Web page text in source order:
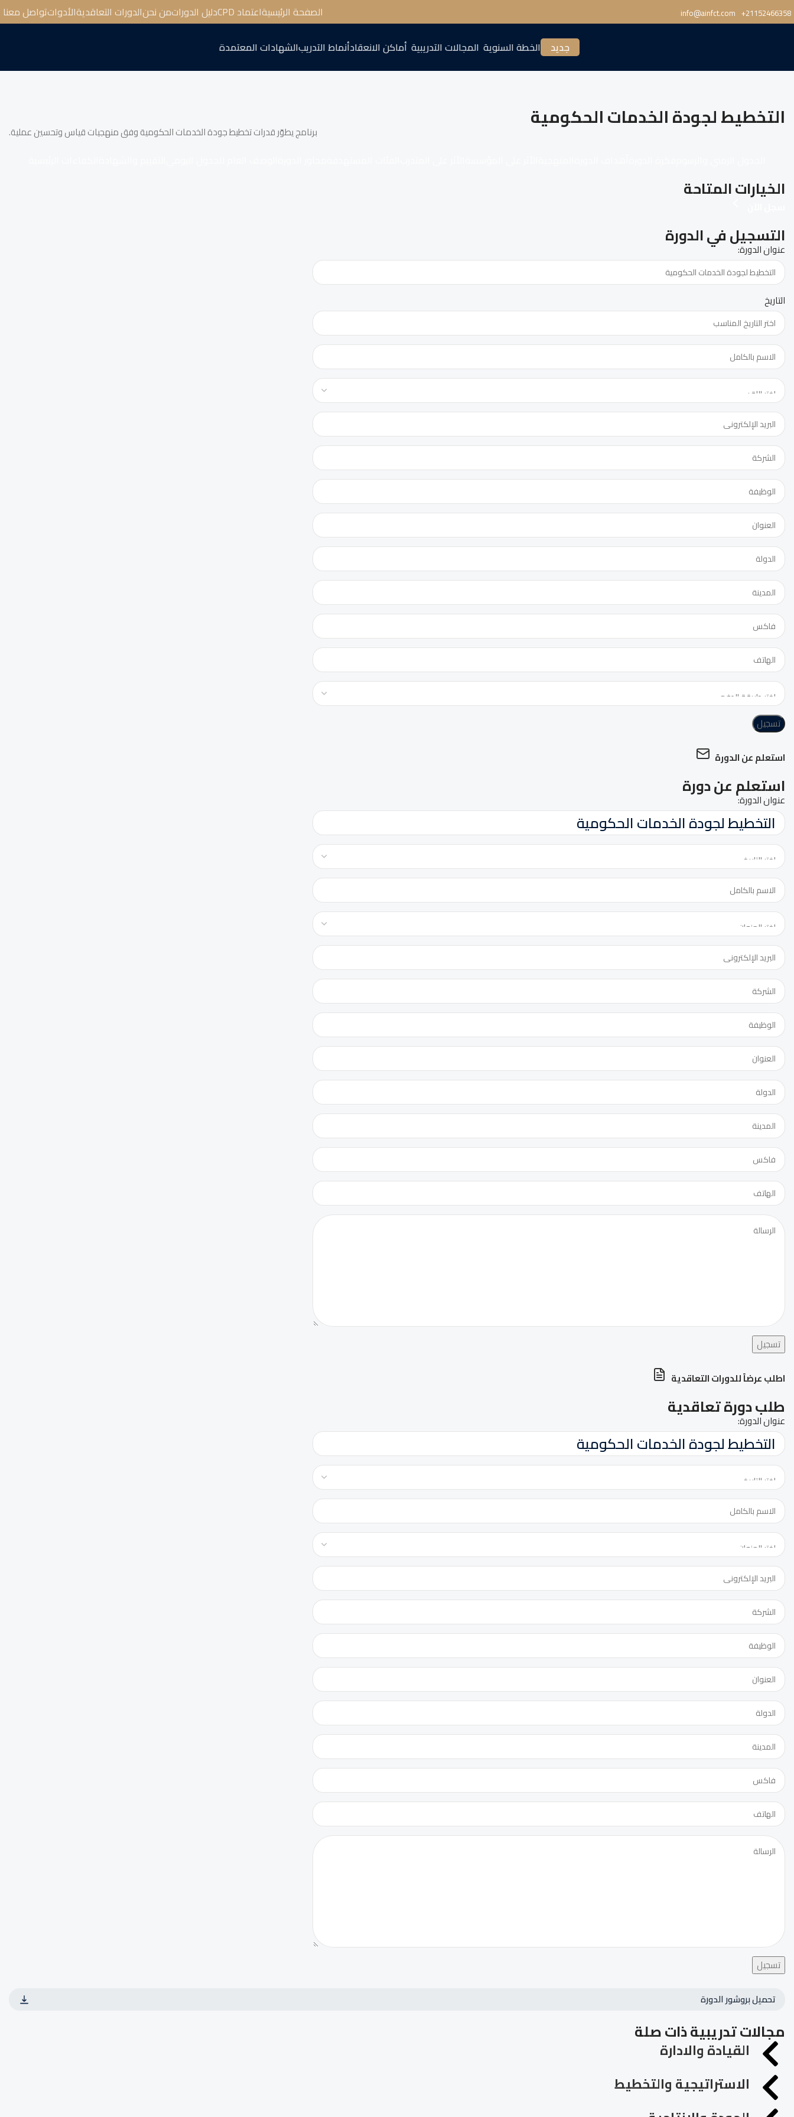
‎+21152466358
info@ainfct.com الصفحة الرئيسيةاعتماد CPD دليل الدوراتمن نحنالدورات التعاقديةالأدواتتواصل معنا
جديد
الخطة السنوية المجالات التدريبية أماكن الانعقادأنماط التدريبالشهادات المعتمدة
التخطيط لجودة الخدمات الحكومية برنامج يطوّر قدرات تخطيط جودة الخدمات الحكومية وفق منهجيات قياس وتحسين عملية.
الخيارات المتاحة
التسجيل في الدورة
عنوان الدورة:
التاريخ
تسجيل
استعلم عن الدورة
استعلم عن دورة
عنوان الدورة:
تسجيل
اطلب عرضاً للدورات التعاقدية
طلب دورة تعاقدية
الدورة:
عنوان
عنوان الدورة:
تسجيل
تحميل بروشور الدورة
مجالات تدريبية ذات صلة
القيادة والادارة
الاستراتيجية والتخطيط